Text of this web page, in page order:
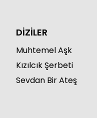
DİZİLER
Muhtemel Aşk
Kızılcık Şerbeti
Sevdan Bir Ateş